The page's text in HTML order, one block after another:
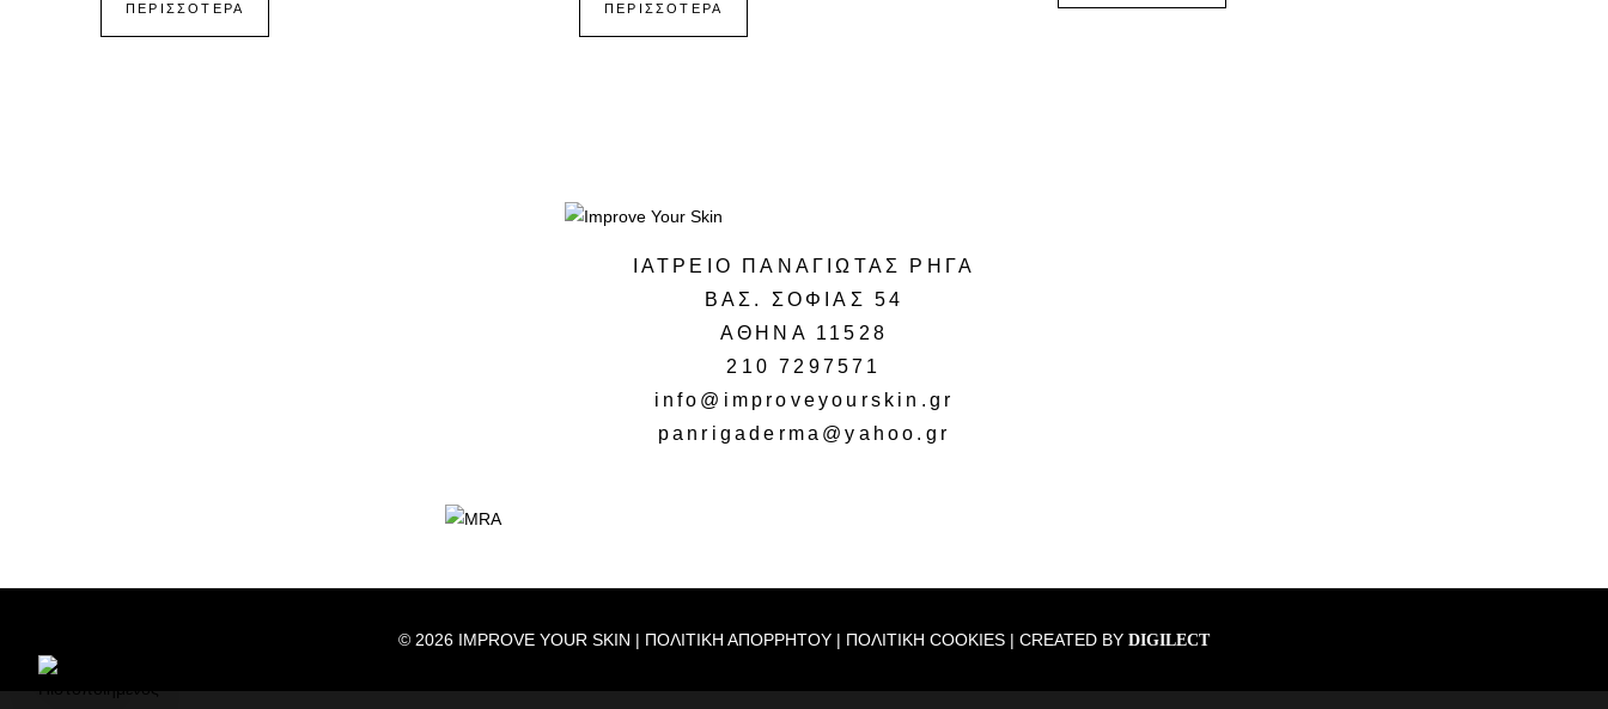
ΠΕΡΙΣΣΟΤΕΡΑ ΠΕΡΙΣΣΟΤΕΡΑ
ΙΑΤΡΕΙΟ ΠΑΝΑΓΙΩΤΑΣ ΡΗΓΑ
ΒΑΣ. ΣΟΦΙΑΣ 54
ΑΘΗΝΑ 11528
210 7297571
info@improveyourskin.gr
panrigaderma@yahoo.gr
© 2026 IMPROVE YOUR SKIN | ΠΟΛΙΤΙΚΗ ΑΠΟΡΡΗΤΟΥ | ΠΟΛΙΤΙΚΗ COOKIES | CREATED BY DIGILECT